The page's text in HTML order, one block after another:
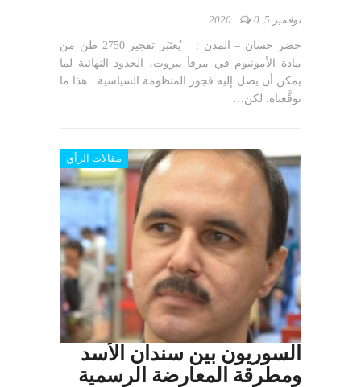
نوفمبر 5, 2020 0
خضر حسان – المدن : يُعتَبَر تفجير 2750 طن من
مادة الأمونيوم في مرفأ بيروت، الحدود النهائية لما
يمكن أن يصل إليه فجور المنظومة السياسية.. هذا ما
توقَّعناه. لكن…
مقالات الرأي
السوريون بين سندان الأسد
ومطرقة المعارضة الرسمية